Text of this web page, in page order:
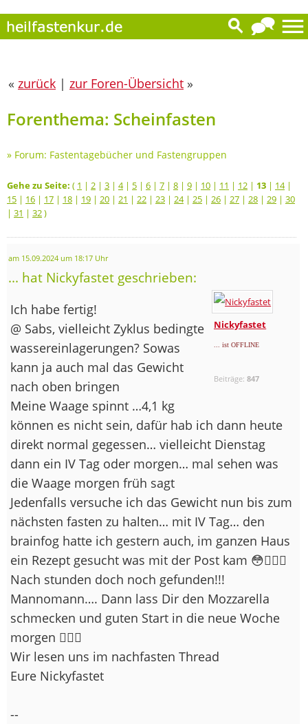
« zurück | zur Foren-Übersicht »
Forenthema: Scheinfasten
» Forum: Fastentagebücher und Fastengruppen
Gehe zu Seite: ( 1 | 2 | 3 | 4| 5 | 6 | 7 | 8 | 9 | 10 | 11 | 12 | 13 | 14|
15 | 16 | 17 | 18 | 19 | 20 | 21 | 22 | 23 | 24| 25 | 26 | 27 | 28 | 29 | 30
| 31 | 32)
am 15.09.2024 um 18:17 Uhr
... hat Nickyfastet geschrieben:
Nickyfastet
... ist OFFLINE
Beiträge:847
Ich habe fertig!
@ Sabs, vielleicht Zyklus bedingte
wassereinlagerungen? Sowas
kann ja auch mal das Gewicht
nach oben bringen
Meine Waage spinnt …4,1 kg
können es nicht sein, dafür hab ich dann heute
direkt normal gegessen… vielleicht Dienstag
dann ein IV Tag oder morgen… mal sehen was
die Waage morgen früh sagt
Jedenfalls versuche ich das Gewicht nun bis zum
nächsten fasten zu halten… mit IV Tag… den
brainfog hatte ich gestern auch, im ganzen Haus
ein Rezept gesucht was mit der Post kam 😳🤦🏽‍♀️
Nach stunden doch noch gefunden!!!
Mannomann…. Dann lass Dir den Mozzarella
schmecken und guten Start in die neue Woche
morgen 🙋🏽‍♀️
Wir lesen uns im nachfasten Thread
Eure Nickyfastet
--